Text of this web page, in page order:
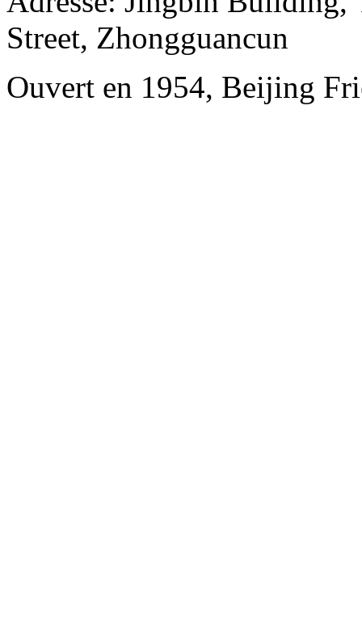
Street, Zhongguancun
Ouvert en 1954, Beijing